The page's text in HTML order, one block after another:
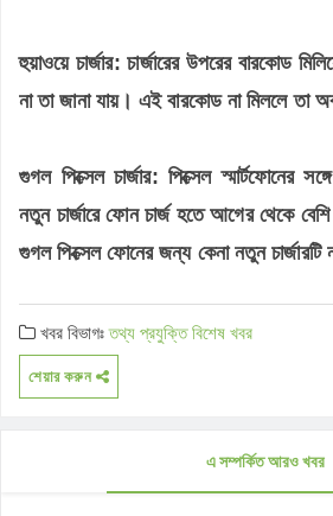
হুয়াওয়ে চার্জার: চার্জারের উপরের বারকোড
না তা জানা যায়। এই বারকোড না মিললে তা
গুগল পিক্সেল চার্জার: পিক্সেল স্মার্টফোনের
নতুন চার্জারে ফোন চার্জ হতে আগের থেকে
গুগল পিক্সেল ফোনের জন্য কেনা নতুন
খবর বিভাগঃতথ্য প্রযুক্তিবিশেষ খবর
শেয়ার করুন
এ সম্পর্কিত আরও খবর